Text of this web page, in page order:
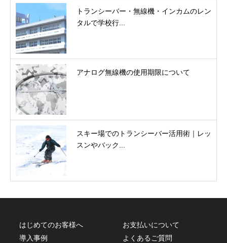
トランシーバー・無線機・インカムのレン
タルで学校行...
アナログ無線機の使用期限について
スキー場でのトランシーバー活用術｜レッ
スンやバック...
はじめてのお客様へ
導入事例
お支払いについて
よくあるご質問